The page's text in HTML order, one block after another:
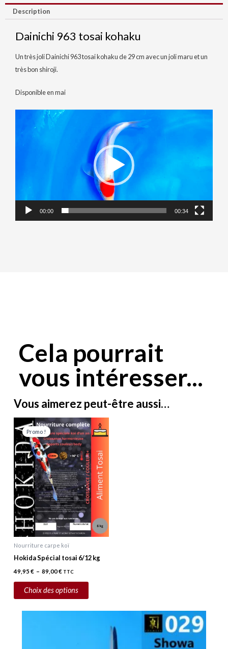
Description
Dainichi 963 tosai kohaku
Un très joli Dainichi 963 tosai kohaku de 29 cm avec un joli maru et un
très bon shiroji.
Disponible en mai
00:00 00:34
Cela pourrait
vous intéresser...
Vous aimerez peut-être aussi…
Promo !
Promo !
Nourriture carpe koï
Hokida Spécial tosai 6/12 kg
49,95 € – 89,00€
Plage
de
prix :
49,95 €
à
89,00 €
TTC
Choix des options
Ce
produit
a
plusieurs
variations.
Les
options
être
choisies
produit